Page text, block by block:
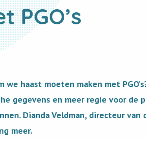
PGO’s
we haast moeten maken met
gegevens en meer regie voor
Dianda Veldman, directeur
meer.